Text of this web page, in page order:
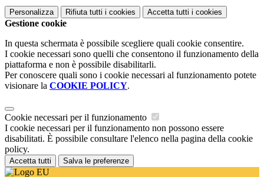
Personalizza Rifiuta tutti i cookies Accetta tutti i cookies
Gestione cookie
In questa schermata è possibile scegliere quali cookie consentire.
I cookie necessari sono quelli che consentono il funzionamento della
piattaforma e non è possibile disabilitarli.
Per conoscere quali sono i cookie necessari al funzionamento potete
visionare la COOKIE POLICY.
Cookie necessari per il funzionamento
I cookie necessari per il funzionamento non possono essere
disabilitati. È possibile consultare l'elenco nella pagina della cookie
policy.
Accetta tutti Salva le preferenze